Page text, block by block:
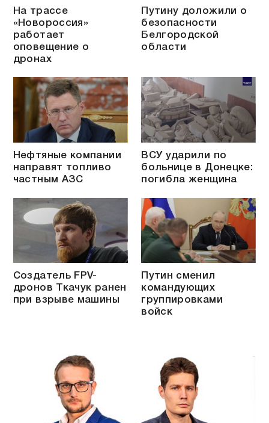
На трассе
«Новороссия»
работает
оповещение о
дронах
Путину доложили о
безопасности
Белгородской
области
Нефтяные компании
направят топливо
частным АЗС
ВСУ ударили по
больнице в Донецке:
погибла женщина
Создатель FPV-
дронов Ткачук ранен
при взрыве машины
Путин сменил
командующих
группировками
войск